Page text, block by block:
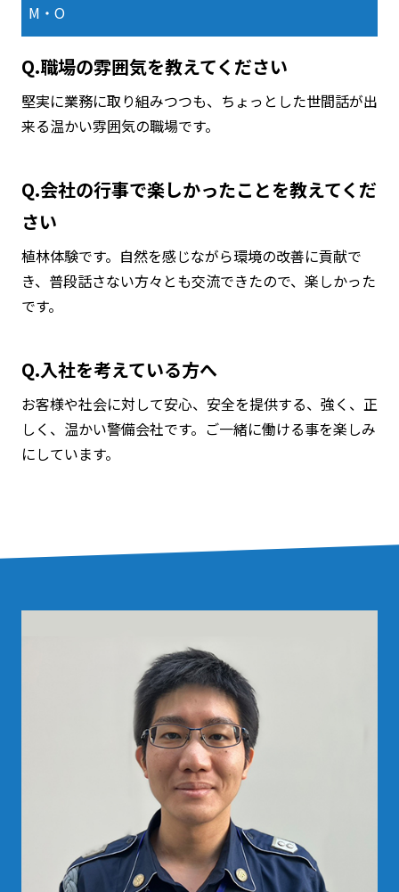
M・O
Q.職場の雰囲気を教えてください
堅実に業務に取り組みつつも、ちょっとした世間話が出
来る温かい雰囲気の職場です。
Q.会社の行事で楽しかったことを教えてくだ
さい
植林体験です。自然を感じながら環境の改善に貢献で
き、普段話さない方々とも交流できたので、楽しかった
です。
Q.入社を考えている方へ
お客様や社会に対して安心、安全を提供する、強く、正
しく、温かい警備会社です。ご一緒に働ける事を楽しみ
にしています。